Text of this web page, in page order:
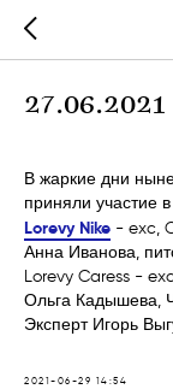
В жаркие дни
приняли участие
Lorevy Nike - exc,
Анна Иванова,
Lorevy Caress -
Ольга Кадышева,
Эксперт Игорь
2021-06-29 14:54